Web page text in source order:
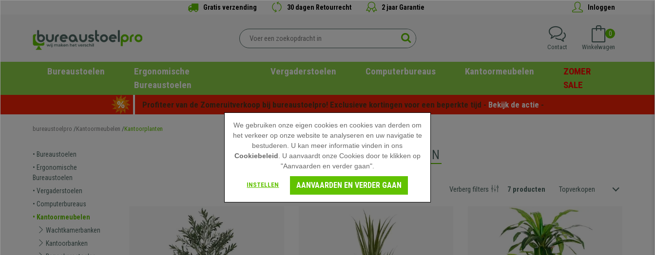
Gratis verzending 30 dagen Retourrecht 2 jaar Garantie Inloggen
0
Winkelwagen
Contact
Bureaustoelen
Ergonomische
Bureaustoelen
Vergaderstoelen Computerbureaus Kantoormeubelen
ZOMER
SALE
Profiteer van de Zomeruitverkoop bij bureaustoelpro! Exclusieve kortingen voor een beperkte tijd - Bekijk de actie -
bureaustoelpro Kantoormeubelen Kantoorplanten
• Bureaustoelen
• Ergonomische
Bureaustoelen
• Vergaderstoelen
• Computerbureaus
• Kantoormeubelen
Wachtkamerbanken
Kantoorbanken
KANTOORPLANTEN
Verberg filters 7 producten Topverkopen
We gebruiken onze eigen cookies en cookies van derden om
het verkeer op onze website te analyseren en uw navigatie te
bestuderen. U kan meer informatie vinden in ons
Cookiebeleid . U aanvaardt onze Cookies door te klikken op
"Aanvaarden en verder gaan".
INSTELLEN AANVAARDEN EN VERDER GAAN